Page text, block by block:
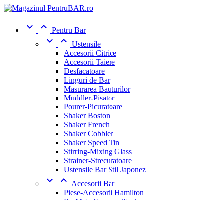
  Pentru Bar
  Ustensile
Accesorii Citrice
Accesorii Taiere
Desfacatoare
Linguri de Bar
Masurarea Bauturilor
Muddler-Pisator
Pourer-Picuratoare
Shaker Boston
Shaker French
Shaker Cobbler
Shaker Speed Tin
Stirring-Mixing Glass
Strainer-Strecuratoare
Ustensile Bar Stil Japonez
  Accesorii Bar
Piese-Accesorii Hamilton